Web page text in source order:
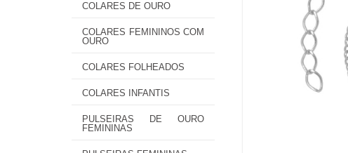
COLARES DE OURO
COLARES FEMININOS COM
OURO
COLARES FOLHEADOS
COLARES INFANTIS
PULSEIRAS DE OURO
FEMININAS